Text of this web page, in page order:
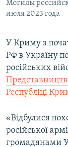
Могилы
июля 2023 года
У Криму з
РФ в Україну
російських
Республіці
«Відбулися
російської
громадянами